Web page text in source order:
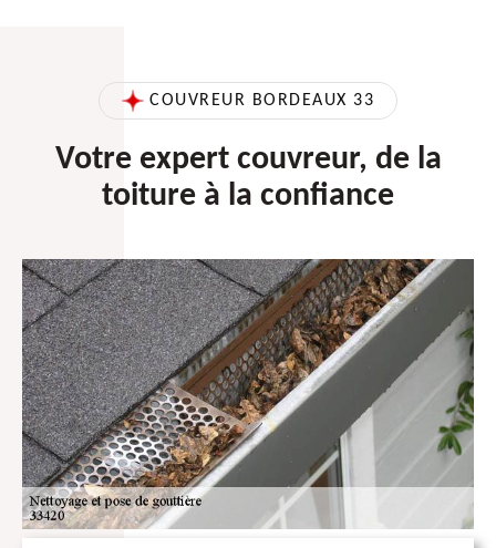
COUVREUR BORDEAUX 33
Votre expert couvreur, de la
toiture à la confiance